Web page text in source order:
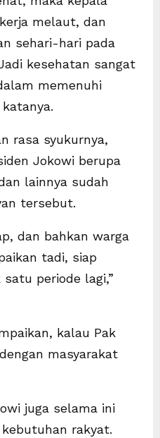
melaut, dan
sehari-hari pada
kesehatan sangat
memenuhi
rasa syukurnya,
Jokowi berupa
lainnya sudah
tersebut.
dan bahkan warga
tadi, siap
periode lagi,”
kalau Pak
masyarakat
juga selama ini
rakyat.